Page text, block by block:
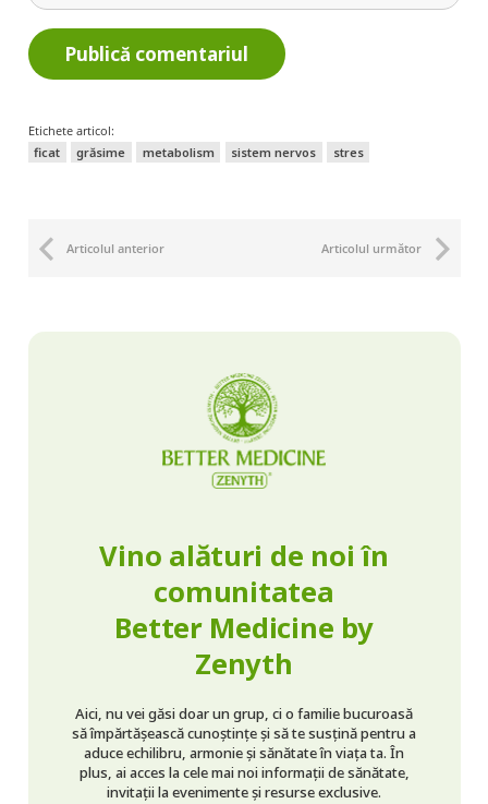
Publică comentariul
Etichete articol:
ficat
grăsime metabolism sistem nervos stres
Articolul anterior Articolul următor
Vino alături de noi în
comunitatea
Better Medicine by
Zenyth
Aici, nu vei găsi doar un grup, ci o familie bucuroasă
să împărtășească cunoștințe și să te susțină pentru a
aduce echilibru, armonie și sănătate în viața ta. În
plus, ai acces la cele mai noi informații de sănătate,
invitații la evenimente și resurse exclusive.